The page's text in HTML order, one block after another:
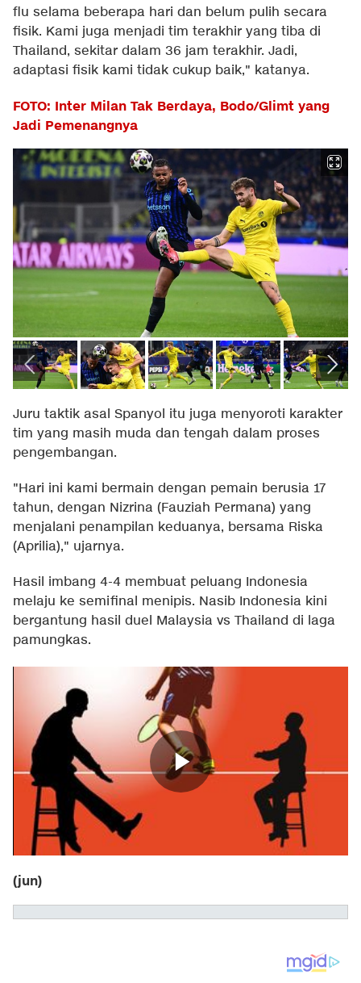
flu selama beberapa hari dan belum pulih secara
fisik. Kami juga menjadi tim terakhir yang tiba di
Thailand, sekitar dalam 36 jam terakhir. Jadi,
adaptasi fisik kami tidak cukup baik," katanya.
FOTO: Inter Milan Tak Berdaya, Bodo/Glimt yang
Jadi Pemenangnya
Juru taktik asal Spanyol itu juga menyoroti karakter
tim yang masih muda dan tengah dalam proses
pengembangan.
"Hari ini kami bermain dengan pemain berusia 17
tahun, dengan Nizrina (Fauziah Permana) yang
menjalani penampilan keduanya, bersama Riska
(Aprilia)," ujarnya.
Hasil imbang 4-4 membuat peluang Indonesia
melaju ke semifinal menipis. Nasib Indonesia kini
bergantung hasil duel Malaysia vs Thailand di laga
pamungkas.
(jun)